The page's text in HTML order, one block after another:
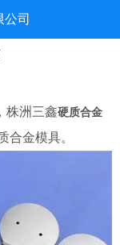
司
株洲三鑫硬质合金
合金模具。